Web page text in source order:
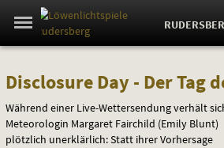
Springe
zum
,zum
.
Navigation
Service
Menü
Gehe
zur
Startseite:
Standortauswahl
Standort:
Disclosure
Day
-
Disclosure Day - Der Tag
Während einer Live-Wettersendung verhält
Meteorologin Margaret Fairchild (Emily Blunt)
plötzlich unerklärlich: Statt ihrer Vorhersage